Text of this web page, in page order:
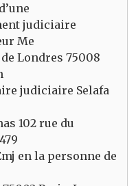
judiciaire
Me
Londres 75008
judiciaire Selafa
102 rue du
en la personne de